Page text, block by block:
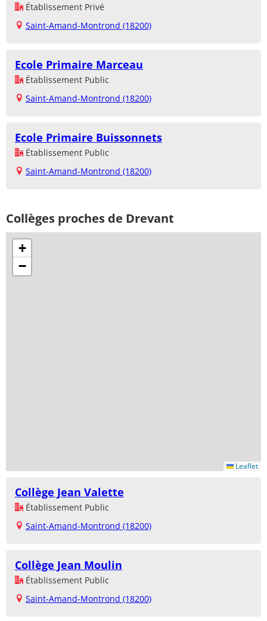
Établissement Privé
Saint-Amand-Montrond (18200)
Ecole Primaire Marceau
Établissement Public
Saint-Amand-Montrond (18200)
Ecole Primaire Buissonnets
Établissement Public
Saint-Amand-Montrond (18200)
Collèges proches de Drevant
+
−
Leaflet
Collège Jean Valette
Établissement Public
Saint-Amand-Montrond (18200)
Collège Jean Moulin
Établissement Public
Saint-Amand-Montrond (18200)